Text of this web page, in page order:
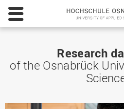
Research
of the Osnabrück